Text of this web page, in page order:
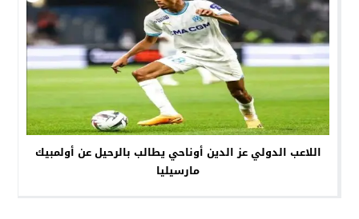
اللاعب الدولي عز الدين أوناحي يطالب بالرحيل عن أولمبيك
مارسيليا